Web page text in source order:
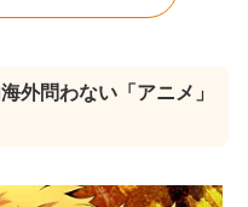
外問わない「アニメ」